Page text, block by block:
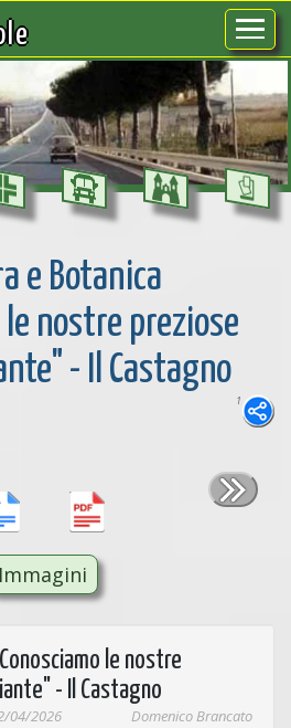
e Botanica
le nostre preziose
- Il Castagno
1
Immagini
le nostre
- Il Castagno
04/2026 Domenico Brancato